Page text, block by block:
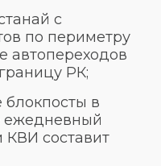
с
по периметру
автопереходов
РК;
блокпосты в
ежедневный
КВИ составит